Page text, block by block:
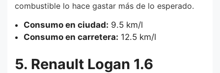
combustible lo hace gastar más de lo esperado.
Consumo en ciudad: 9.5 km/l
Consumo en carretera: 12.5 km/l
5. Renault Logan 1.6